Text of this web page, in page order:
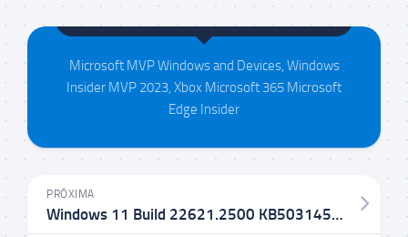
Microsoft MVP Windows and Devices, Windows
Insider MVP 2023, Xbox Microsoft 365 Microsoft
Edge Insider
PRÓXIMA
Windows 11 Build 22621.2500 KB5031455 no Canal Release Preview